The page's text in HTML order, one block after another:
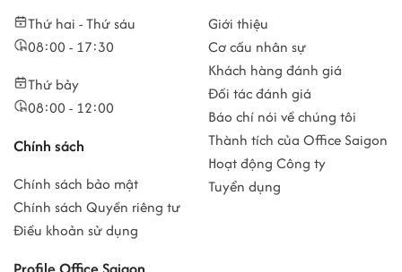
Thứ hai - Thứ sáu
08:00 - 17:30
Thứ bảy
08:00 - 12:00
Chính sách
Chính sách bảo mật
Chính sách Quyền riêng tư
Điều khoản sử dụng
Giới thiệu
Cơ cấu nhân sự
Khách hàng đánh giá
Đối tác đánh giá
Báo chí nói về chúng tôi
Thành tích của Office Saigon
Hoạt động Công ty
Tuyển dụng